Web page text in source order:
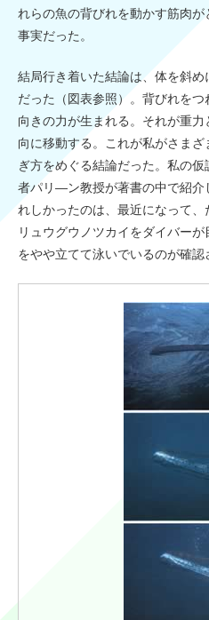
れらの魚の背びれを動かす筋肉
事実だった。
結局行き着いた結論は、体を斜め
だった（図表参照）。背びれを
向きの力が生まれる。それが重
向に移動する。これが私がさま
ぎ方をめぐる結論だった。私の
者パリ―ン教授が著書の中で紹介
れしかったのは、最近になって
リュウグウノツカイをダイバー
をやや立てて泳いでいるのが確認